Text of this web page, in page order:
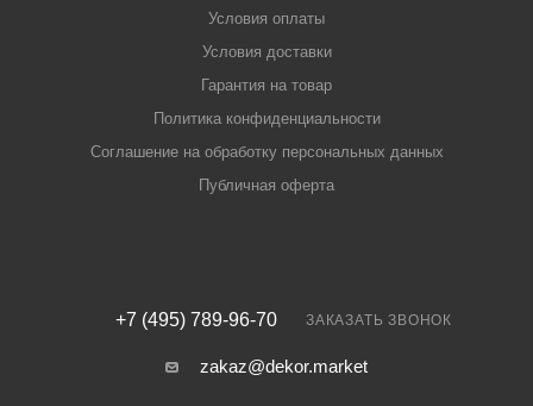
Условия оплаты
Условия доставки
Гарантия на товар
Политика конфиденциальности
Соглашение на обработку персональных данных
Публичная оферта
+7 (495) 789-96-70 ЗАКАЗАТЬ ЗВОНОК
zakaz@dekor.market